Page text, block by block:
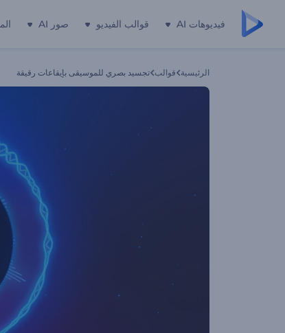
فيديوهات AI قوالب الفيديو صور AI
الرئيسية قوالب تجسيد بصري للموسيقى بإيقاعات رقيقة